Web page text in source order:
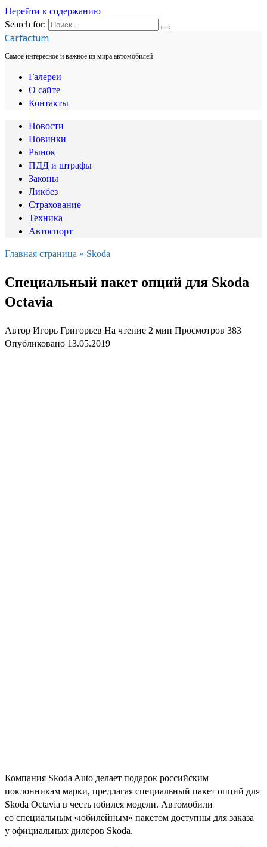
Перейти к содержанию
Search for:
Carfactum
Самое интересное и важное из мира автомобилей
Галереи
О сайте
Контакты
Новости
Новинки
Рынок
ПДД и штрафы
Законы
Ликбез
Страхование
Техника
Автоспорт
Главная страница » Skoda
Специальный пакет опций для Skoda
Octavia
Автор Игорь Григорьев На чтение 2 мин Просмотров 383
Опубликовано 13.05.2019
Компания Skoda Auto делает подарок российским
поклонникам марки, предлагая специальный пакет опций для
Skoda Octavia в честь юбилея модели. Автомобили
cо специальным «юбилейным» пакетом доступны для заказа
у официальных дилеров Skoda.